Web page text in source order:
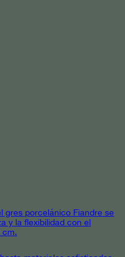
gres porcelánico Fiandre se
y la flexibilidad con el
cm.